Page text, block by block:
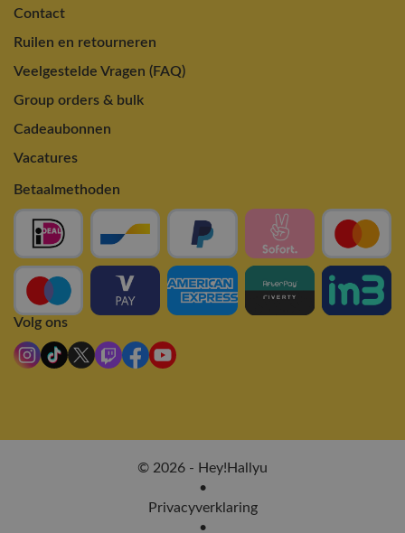
Contact
Ruilen en retourneren
Veelgestelde Vragen (FAQ)
Group orders & bulk
Cadeaubonnen
Vacatures
Betaalmethoden
Volg ons
© 2026 - Hey!Hallyu
•
Privacyverklaring
•